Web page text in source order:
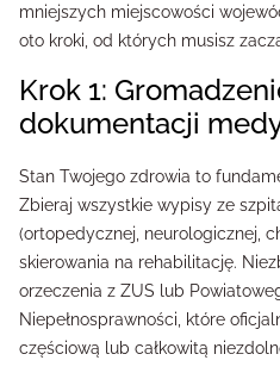
mniejszych miejscowości
oto kroki, od których musisz
Krok 1: Gromadzenie kompleksowej
dokumentacji
Stan Twojego zdrowia to
Zbieraj wszystkie wypisy ze
(ortopedycznej, neurologicznej,
skierowania na rehabilitację.
orzeczenia z ZUS lub
Niepełnosprawności, które
częściową lub całkowitą